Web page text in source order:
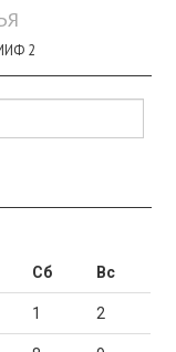
2
Сб Вс
1 2